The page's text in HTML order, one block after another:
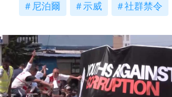
尼泊爾 示威 社群禁令